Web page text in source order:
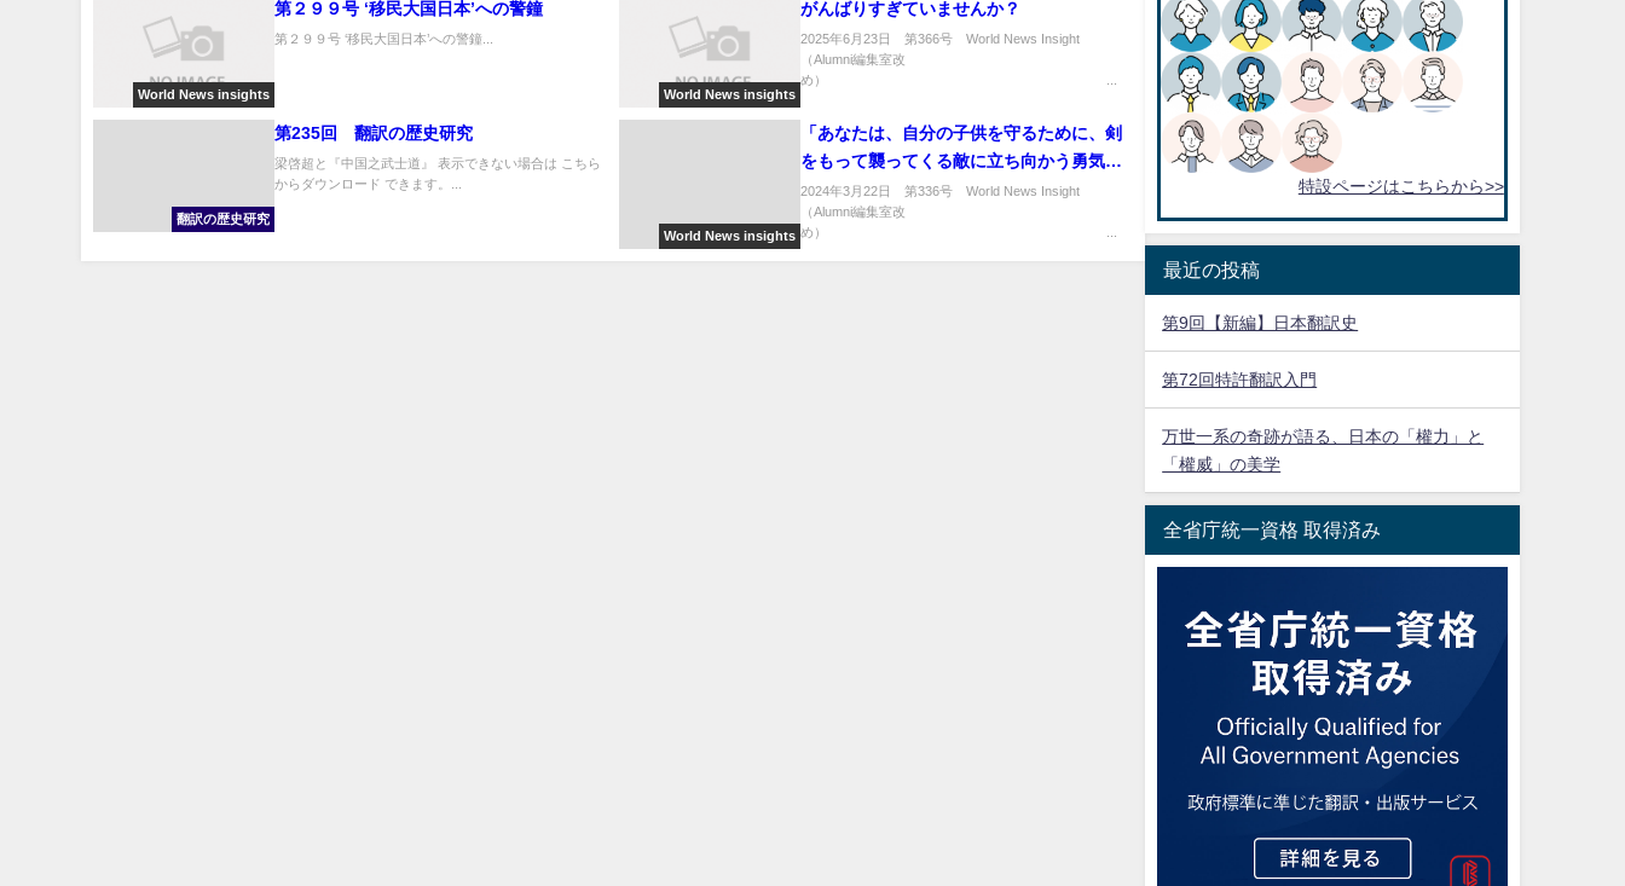
World News insights
第２９９号 ‘移民大国日本’への警鐘
第２９９号 ‘移民大国日本’への警鐘...
World News insights
がんばりすぎていませんか？
2025年6月23日 第366号 World News Insight
（Alumni編集室改
め） ...
翻訳の歴史研究
第235回 翻訳の歴史研究
梁啓超と『中国之武士道』 表示できない場合は こちら
からダウンロード できます。...
World News insights
「あなたは、自分の子供を守るために、剣
をもって襲ってくる敵に立ち向かう勇気が
ありますか」
2024年3月22日 第336号 World News Insight
（Alumni編集室改
め） ...
特設ページはこちらから>>
最近の投稿
第9回【新編】日本翻訳史
第72回特許翻訳入門
万世一系の奇跡が語る、日本の「權力」と
「權威」の美学
全省庁統一資格 取得済み